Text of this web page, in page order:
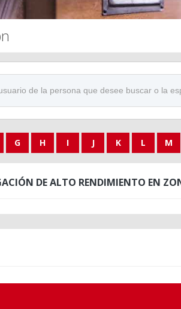
G H I J K L M
DE ALTO RENDIMIENTO EN